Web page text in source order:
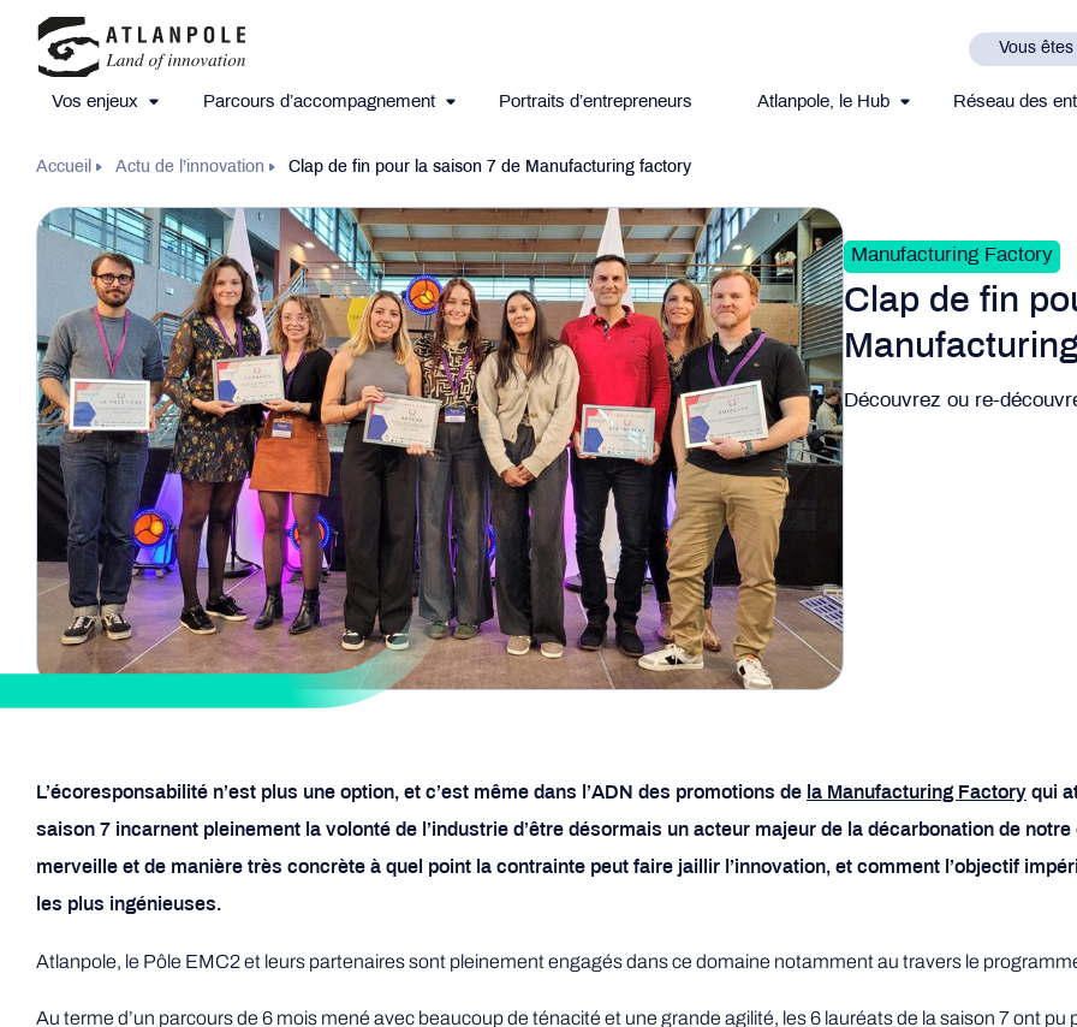
Vous êtes
Vos enjeux Parcours d’accompagnement Portraits d’entrepreneurs Atlanpole, le Hub Réseau des
Accueil Actu de l’innovation Clap de fin pour la saison 7 de Manufacturing factory
Manufacturing Factory
Clap de fin
Découvrez ou re-
L’écoresponsabilité n’est plus une option, et c’est même dans l’ADN des promotions de la Manufacturing Factory qui
saison 7 incarnent pleinement la volonté de l’industrie d’être désormais un acteur majeur de la décarbonation de
merveille et de manière très concrète à quel point la contrainte peut faire jaillir l’innovation, et comment l’objectif
les plus ingénieuses.
Atlanpole, le Pôle EMC2 et leurs partenaires sont pleinement engagés dans ce domaine notamment au travers le
Au terme d’un parcours de 6 mois mené avec beaucoup de ténacité et une grande agilité, les 6 lauréats de la saison 7 ont